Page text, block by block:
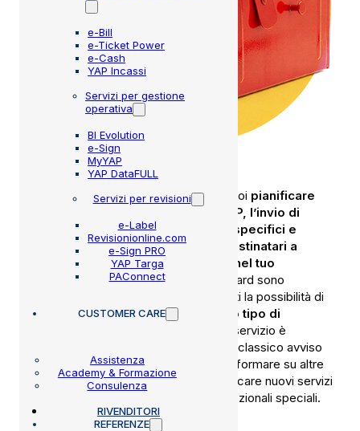
e-Bill
e-Ticket Power
e-Cash
YAP Incassi
Servizi per gestione
operativa
BI Evolution
e-Sign
MyYAP
YAP DataFULL
Servizi per revisioni
e-Label
Revisionionline.com
e-Sign PRO
YAP Targa
PAConnect
CUSTOMER CARE
Assistenza
Academy & Formazione
Consulenza
RIVENDITORI
REFERENZE
Grazie al servizio PostCard di MMB puoi pianificare
direttamente dal tuo gestionale YAP, l’invio di
lettere cartacee a gruppi di clienti specifici e
realmente interessati, filtrando i destinatari a
partire dalle informazioni raccolte nel tuo
database.
Inoltre le campagne PostCard sono
completamente tracciate, garantendoti la possibilità di
analizzare il reale ritorno su questo tipo di
Questo servizio è
particolarmente indicato per l’invio del classico avviso
di scadenza revisione ma anche per informare su altre
scadenze collegate al veicolo, comunicare nuovi servizi
offerti dal tuo centro o iniziative promozionali speciali.